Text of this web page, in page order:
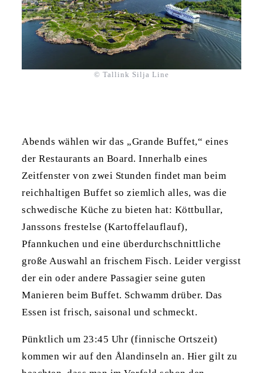
© Tallink Silja Line
Abends wählen wir das „Grande Buffet,“ eines
der Restaurants an Board. Innerhalb eines
Zeitfenster von zwei Stunden findet man beim
reichhaltigen Buffet so ziemlich alles, was die
schwedische Küche zu bieten hat: Köttbullar,
Janssons frestelse (Kartoffelauflauf),
Pfannkuchen und eine überdurchschnittliche
große Auswahl an frischem Fisch. Leider vergisst
der ein oder andere Passagier seine guten
Manieren beim Buffet. Schwamm drüber. Das
Essen ist frisch, saisonal und schmeckt.
Pünktlich um 23:45 Uhr (finnische Ortszeit)
kommen wir auf den Ålandinseln an. Hier gilt zu